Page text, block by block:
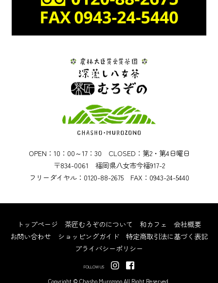
OPEN：10：00～17：30 CLOSED：第2・第4日曜日
〒834-0061 福岡県八女市今福917-2
フリーダイヤル：0120-88-2675 FAX：0943-24-5440
トップページ 茶匠むろぞのについて 和カフェ
会社概要
お問い合わせ
ショッピングガイド
特定商取引法に基づく表記
プライバシーポリシー
FOLLOW US
Copyright © Chasho Murozono All Right Reserved.